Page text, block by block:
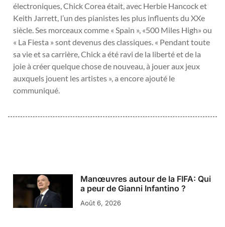
électroniques, Chick Corea était, avec Herbie Hancock et
Keith Jarrett, l’un des pianistes les plus influents du XXe
siècle. Ses morceaux comme « Spain », «500 Miles High» ou
« La Fiesta » sont devenus des classiques. « Pendant toute
sa vie et sa carrière, Chick a été ravi de la liberté et de la
joie à créer quelque chose de nouveau, à jouer aux jeux
auxquels jouent les artistes », a encore ajouté le
communiqué.
Manœuvres autour de la FIFA: Qui
a peur de Gianni Infantino ?
Août 6, 2026